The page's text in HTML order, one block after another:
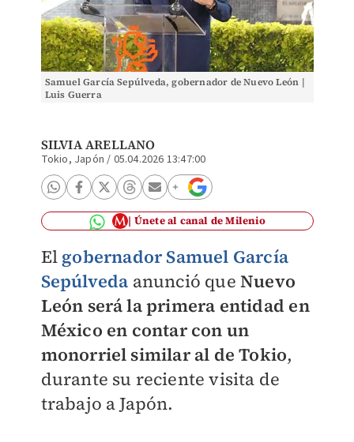
Samuel García Sepúlveda, gobernador de Nuevo León |
Luis Guerra
SILVIA ARELLANO
Tokio, Japón / 05.04.2026 13:47:00
Únete al canal de Milenio
El gobernador Samuel García
Sepúlveda anunció que Nuevo
León será la primera entidad en
México en contar con un
monorriel similar al de Tokio,
durante su reciente visita de
trabajo a Japón.